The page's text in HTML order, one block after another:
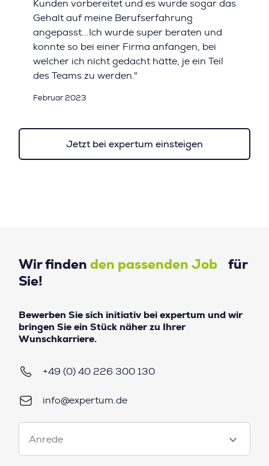
Kunden vorbereitet und es wurde sogar das
Gehalt auf meine Berufserfahrung
angepasst...Ich wurde super beraten und
konnte so bei einer Firma anfangen, bei
welcher ich nicht gedacht hätte, je ein Teil
des Teams zu werden."
Februar 2023
Jetzt bei expertum einsteigen
Wir finden den passenden Job für
Sie!
Bewerben Sie sich initiativ bei expertum und wir
bringen Sie ein Stück näher zu Ihrer
Wunschkarriere.
+49 (0) 40 226 300 130
info@expertum.de
Anrede
Anrede